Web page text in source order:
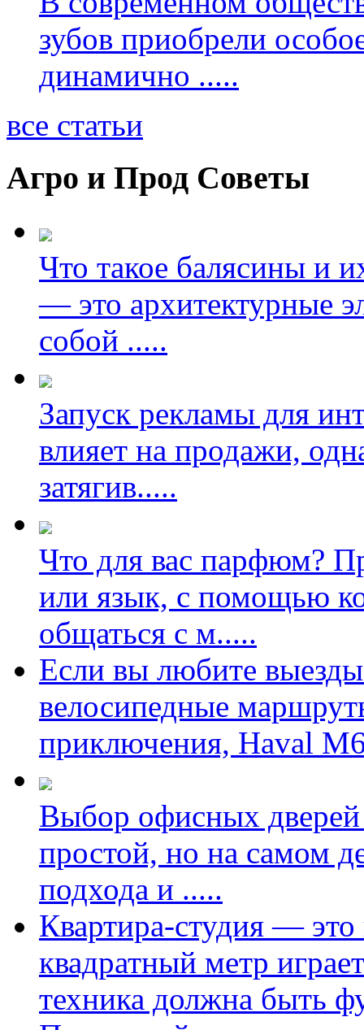
зубов приобрели
динамично .....
все статьи
Агро и Прод Советы
Что такое балясины и
— это архитектурные
собой .....
Запуск рекламы для
влияет на продажи,
затягив.....
Что для вас парфюм?
или язык, с помощью
общаться с м.....
Если вы любите
велосипедные
приключения, Haval
Выбор офисных дверей
простой, но на самом
подхода и .....
Квартира-студия —
квадратный метр
техника должна быть